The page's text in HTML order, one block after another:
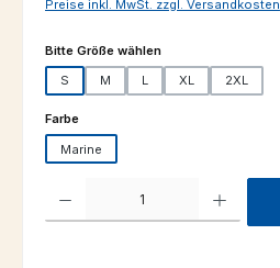
Preise inkl. MwSt. zzgl. Versandkosten
Bitte Größe wählenauswählen
S M L XL 2XL
Farbeauswählen
Marine